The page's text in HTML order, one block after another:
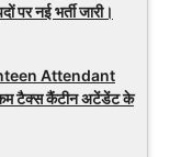
पर नई भर्ती जारी।
Attendant
टैक्स कैंटीन अटेंडेंट के